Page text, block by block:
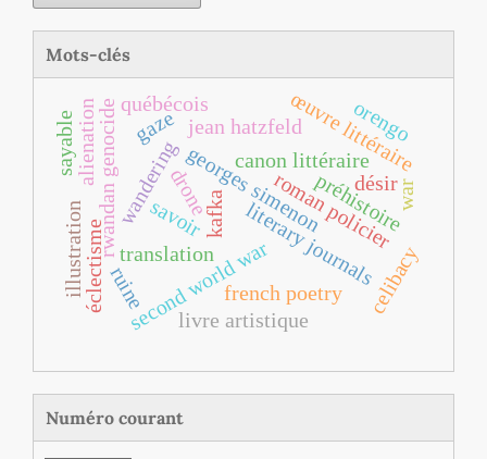
Mots-clés
kafka
georges simenon
literary journals
second world warfrench poetry
roman policier
translation
canon littéraire
celibacy
rwandan genocidewandering
alienation
livre artistique
œuvre littéraire
éclectisme
jean hatzfeld
québécois
drone
illustration préhistoire
savoir
désir
orengo
ruine
sayable gaze
war
Numéro courant